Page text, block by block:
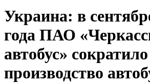
Украина: в
года ПАО
автобус» сократило
производство